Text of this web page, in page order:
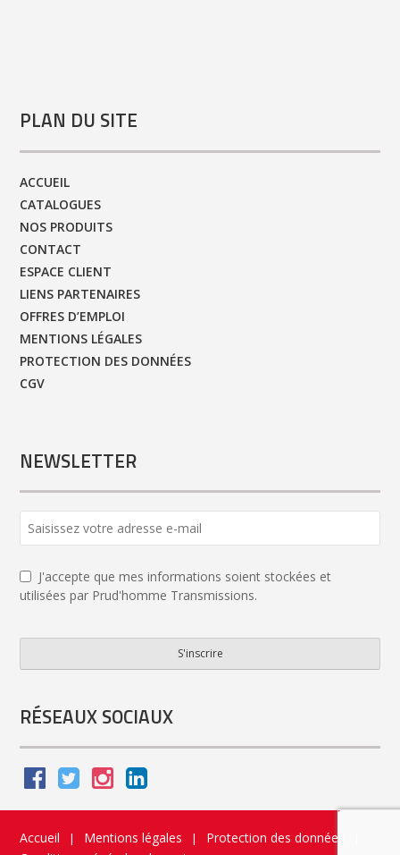
PLAN DU SITE
ACCUEIL
CATALOGUES
NOS PRODUITS
CONTACT
ESPACE CLIENT
LIENS PARTENAIRES
OFFRES D’EMPLOI
MENTIONS LÉGALES
PROTECTION DES DONNÉES
CGV
NEWSLETTER
J'accepte que mes informations soient stockées et
utilisées par Prud'homme Transmissions.
S'inscrire
Name *
RÉSEAUX SOCIAUX
Accueil | Mentions légales | Protection des données